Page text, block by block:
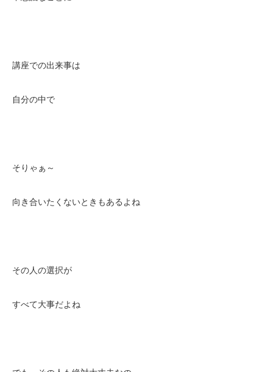
講座での出来事は
自分の中で
そりゃぁ～
向き合いたくないときもあるよね
その人の選択が
すべて大事だよね